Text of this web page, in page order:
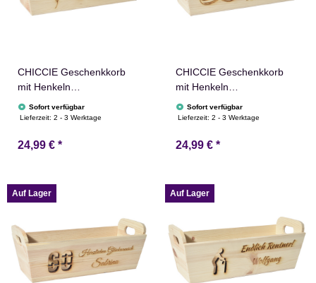
CHICCIE Geschenkkorb
mit Henkeln
Personalisierbar
Wunschtext mit Luftballons
Holz Geschenkidee
Personalisierung
Sofort verfügbar
Lieferzeit:2 - 3 Werktage
24,99 € *
CHICCIE Geschenkkorb
mit Henkeln
Personalisierbar
Wunschtext mit Ringen
Holz Geschenkidee
Sofort verfügbar
Lieferzeit:2 - 3 Werktage
24,99 € *
Auf Lager Auf Lager